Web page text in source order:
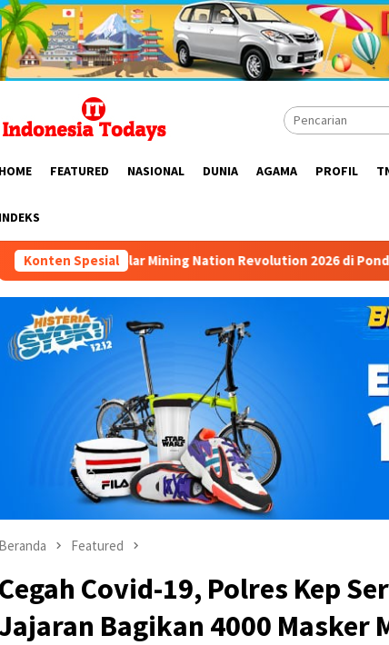
HOME FEATURED NASIONAL DUNIA AGAMA PROFIL
INDEKS
Konten Spesial
Mining Nation Revolution 2026 di Pondok Indah Golf
Beranda Featured
Cegah Covid-19, Polres Kep
Bagikan 4000 Masker